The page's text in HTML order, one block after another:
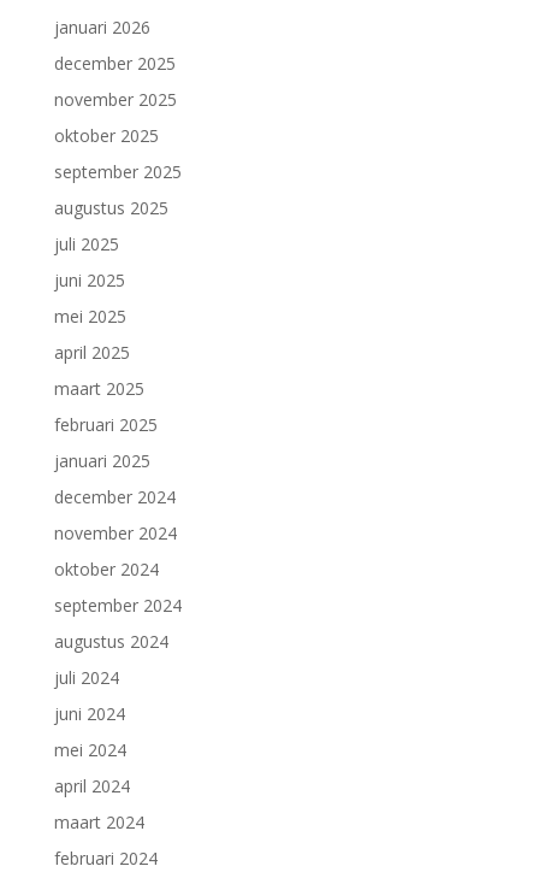
januari 2026
december 2025
november 2025
oktober 2025
september 2025
augustus 2025
juli 2025
juni 2025
mei 2025
april 2025
maart 2025
februari 2025
januari 2025
december 2024
november 2024
oktober 2024
september 2024
augustus 2024
juli 2024
juni 2024
mei 2024
april 2024
maart 2024
februari 2024